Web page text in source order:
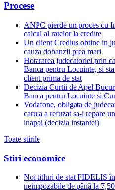
Procese
ANPC pierde un proces cu
calcul al ratelor la credite
Un client Credius obtine in
cauza dobanzii prea mari
Hotararea judecatoriei prin
Banca pentru Locuinte, si
client prima de stat
Decizia Curtii de Apel
Banca pentru Locuinte si
Vodafone, obligata de
caruia a refuzat sa-i repare
inapoi (decizia instantei)
Toate stirile
Stiri economice
Noi titluri de stat FIDELIS
neimpozabile de pânã la